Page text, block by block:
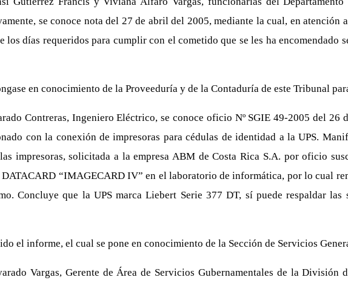
se conoce nota del 27 de abril del 2005, mediante la cual, en
días requeridos para cumplir con el cometido que se les ha encomendado
en conocimiento de la Proveeduría y de la Contaduría de este Tribunal
Contreras, Ingeniero Eléctrico, se conoce oficio Nº SGIE 49-2005 del
con la conexión de impresoras para cédulas de identidad a la UPS.
impresoras, solicitada a la empresa ABM de Costa Rica S.A. por oficio
“IMAGECARD IV” en el laboratorio de informática, por lo cual
Concluye que la UPS marca Liebert Serie 377 DT, sí puede respaldar
el informe, el cual se pone en conocimiento de la Sección de Servicios
Vargas, Gerente de Área de Servicios Gubernamentales de la